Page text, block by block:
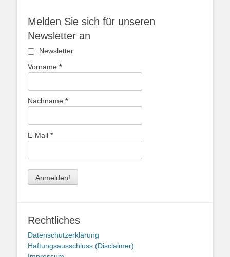
Melden Sie sich für unseren
Newsletter an
Newsletter
Vorname *
Nachname *
E-Mail *
Rechtliches
Datenschutzerklärung
Haftungsausschluss (Disclaimer)